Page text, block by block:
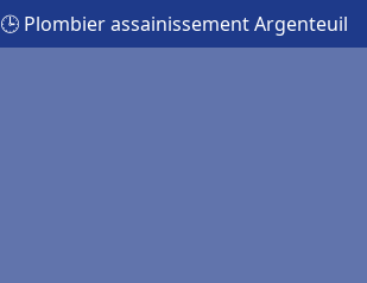
🕒 Plombier assainissement Argenteuil